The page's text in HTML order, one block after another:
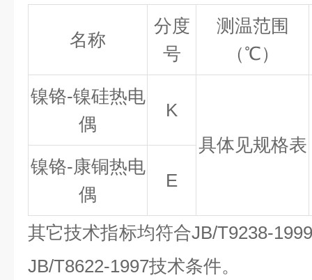
名称
分度
号
测温范围
（℃）
镍铬-镍硅热电
偶
K
具体见规格表
镍铬-康铜热电
偶
E
其它技术指标均符合JB/T9238-
JB/T8622-1997技术条件。